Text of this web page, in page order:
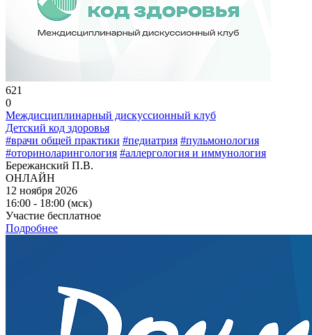
621
0
Междисциплинарный дискуссионный клуб
Детский код здоровья
#врачи общей практики #педиатрия #пульмонология
#оториноларингология #аллергология и иммунология
Бережанский П.В.
ОНЛАЙН
12 ноября 2026
16:00 - 18:00 (мск)
Участие бесплатное
Подробнее